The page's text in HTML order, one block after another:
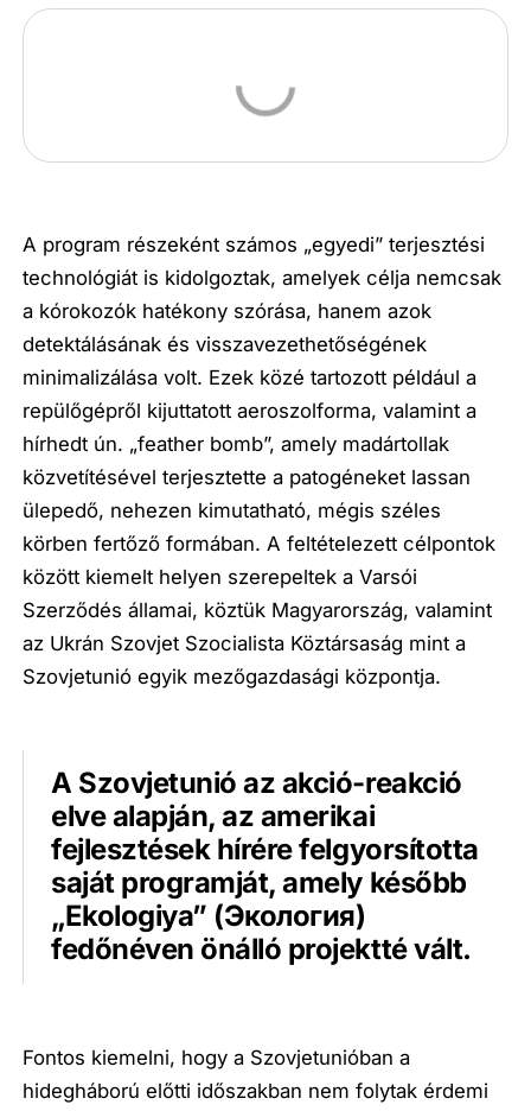
A program részeként számos „egyedi” terjesztési
technológiát is kidolgoztak, amelyek célja nemcsak
a kórokozók hatékony szórása, hanem azok
detektálásának és visszavezethetőségének
minimalizálása volt. Ezek közé tartozott például a
repülőgépről kijuttatott aeroszolforma, valamint a
hírhedt ún. „feather bomb”, amely madártollak
közvetítésével terjesztette a patogéneket lassan
ülepedő, nehezen kimutatható, mégis széles
körben fertőző formában. A feltételezett célpontok
között kiemelt helyen szerepeltek a Varsói
Szerződés államai, köztük Magyarország, valamint
az Ukrán Szovjet Szocialista Köztársaság mint a
Szovjetunió egyik mezőgazdasági központja.
A Szovjetunió az akció-reakció
elve alapján, az amerikai
fejlesztések hírére felgyorsította
saját programját, amely később
„Ekologiya” (Экология)
fedőnéven önálló projektté vált.
Fontos kiemelni, hogy a Szovjetunióban a
hidegháború előtti időszakban nem folytak érdemi